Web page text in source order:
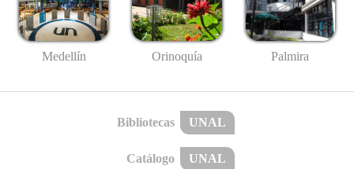
Medellín Orinoquía Palmira
Bibliotecas UNAL
Catálogo UNAL